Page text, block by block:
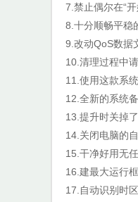
7.禁止偶尔在“
8.十分顺畅平稳
9.改动QoS数据
10.清理过程中
11.使用这款系
12.全新的系统
13.提升时关掉
14.关闭电脑的
15.干净好用无
16.建最大运行
17.自动识别时